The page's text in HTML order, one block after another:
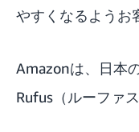
やすくなるようお
Amazonは、日本
Rufus（ルーファ